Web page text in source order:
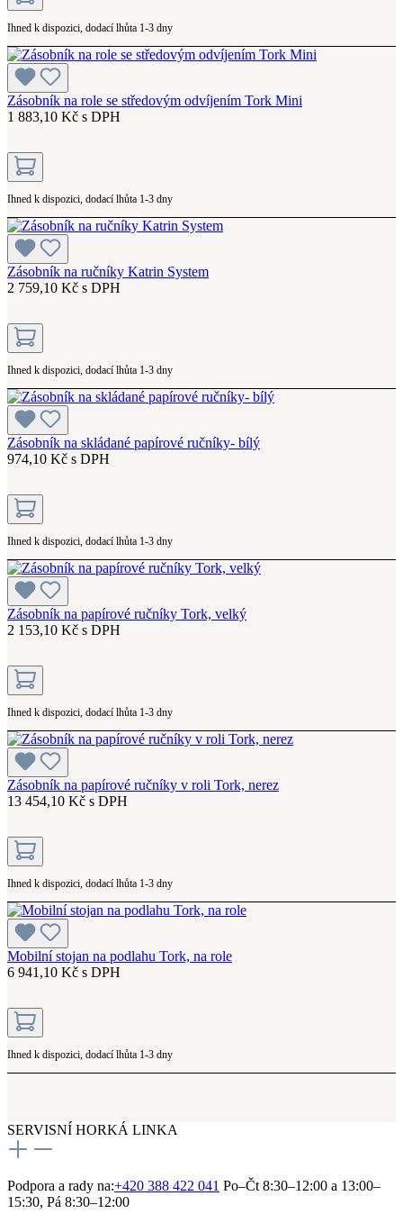
Ihned k dispozici, dodací lhůta 1-3 dny
Zásobník na role se středovým odvíjením Tork Mini
1 883,10 Kč s DPH
Ihned k dispozici, dodací lhůta 1-3 dny
Zásobník na ručníky Katrin System
2 759,10 Kč s DPH
Ihned k dispozici, dodací lhůta 1-3 dny
Zásobník na skládané papírové ručníky- bílý
974,10 Kč s DPH
Ihned k dispozici, dodací lhůta 1-3 dny
Zásobník na papírové ručníky Tork, velký
2 153,10 Kč s DPH
Ihned k dispozici, dodací lhůta 1-3 dny
Zásobník na papírové ručníky v roli Tork, nerez
13 454,10 Kč s DPH
Ihned k dispozici, dodací lhůta 1-3 dny
Mobilní stojan na podlahu Tork, na role
6 941,10 Kč s DPH
Ihned k dispozici, dodací lhůta 1-3 dny
SERVISNÍ HORKÁ LINKA
Podpora a rady na:+420 388 422 041 Po–Čt 8:30–12:00 a 13:00–
15:30, Pá 8:30–12:00